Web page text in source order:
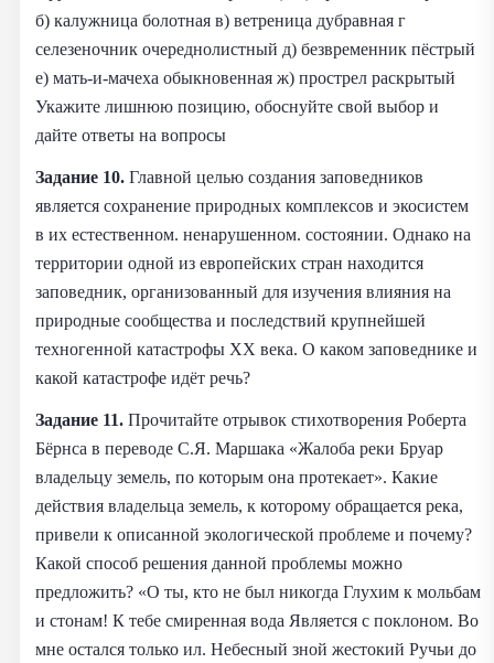
б) калужница болотная в) ветреница дубравная г
селезеночник очереднолистный д) безвременник пёстрый
e) мать-и-мачеха обыкновенная ж) прострел раскрытый
Укажите лишнюю позицию, обоснуйте свой выбор и
дайте ответы на вопросы
Задание 10. Главной целью создания заповедников
является сохранение природных комплексов и экосистем
в их естественном. ненарушенном. состоянии. Однако на
территории одной из европейских стран находится
заповедник, организованный для изучения влияния на
природные сообщества и последствий крупнейшей
техногенной катастрофы XX века. О каком заповеднике и
какой катастрофе идёт речь?
Задание 11. Прочитайте отрывок стихотворения Роберта
Бёрнса в переводе С.Я. Маршака «Жалоба реки Бруар
владельцу земель, по которым она протекает». Какие
действия владельца земель, к которому обращается река,
привели к описанной экологической проблеме и почему?
Какой способ решения данной проблемы можно
предложить? «О ты, кто не был никогда Глухим к мольбам
и стонам! К тебе смиренная вода Является с поклоном. Во
мне остался только ил. Небесный зной жестокий Ручьи до